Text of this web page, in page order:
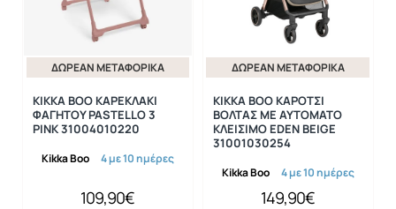
ΔΩΡΕΆΝ ΜΕΤΑΦΟΡΙΚΆ
Kikka Boo 4 με 10 ημέρες
KIKKA BOO ΚΑΡΕΚΛΑΚΙ
ΦΑΓΗΤΟΥ PASTELLO 3
PINK 31004010220
109,90€
ΔΩΡΕΆΝ ΜΕΤΑΦΟΡΙΚΆ
Kikka Boo 4 με 10 ημέρες
KIKKA BOO ΚΑΡΟΤΣΙ
ΒΟΛΤΑΣ ΜΕ ΑΥΤΟΜΑΤΟ
ΚΛΕΙΣΙΜΟ EDEN BEIGE
31001030254
149,90€